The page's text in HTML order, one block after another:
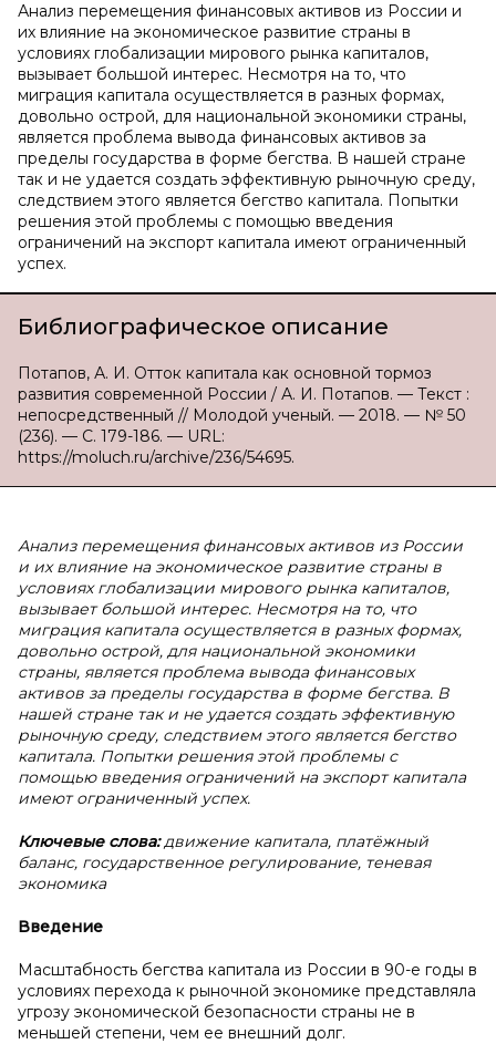
Анализ перемещения финансовых активов из России и
их влияние на экономическое развитие страны в
условиях глобализации мирового рынка капиталов,
вызывает большой интерес. Несмотря на то, что
миграция капитала осуществляется в разных формах,
довольно острой, для национальной экономики страны,
является проблема вывода финансовых активов за
пределы государства в форме бегства. В нашей стране
так и не удается создать эффективную рыночную среду,
следствием этого является бегство капитала. Попытки
решения этой проблемы с помощью введения
ограничений на экспорт капитала имеют ограниченный
успех.
Библиографическое описание
Потапов, А. И. Отток капитала как основной тормоз
развития современной России / А. И. Потапов. — Текст :
непосредственный // Молодой ученый. — 2018. — № 50
(236). — С. 179-186. — URL:
https://moluch.ru/archive/236/54695.
Анализ перемещения финансовых активов из России
и их влияние на экономическое развитие страны в
условиях глобализации мирового рынка капиталов,
вызывает большой интерес. Несмотря на то, что
миграция капитала осуществляется в разных формах,
довольно острой, для национальной экономики
страны, является проблема вывода финансовых
активов за пределы государства в форме бегства. В
нашей стране так и не удается создать эффективную
рыночную среду, следствием этого является бегство
капитала. Попытки решения этой проблемы с
помощью введения ограничений на экспорт капитала
имеют ограниченный успех.
Ключевые слова:движение капитала, платёжный
баланс, государственное регулирование, теневая
экономика
Введение
Масштабность бегства капитала из России в 90-е годы в
условиях перехода к рыночной экономике представляла
угрозу экономической безопасности страны не в
меньшей степени, чем ее внешний долг.